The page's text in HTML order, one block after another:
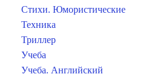
Стихи. Юмористические
Техника
Триллер
Учеба
Учеба. Английский